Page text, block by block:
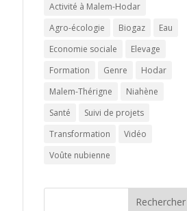
Activité à Malem-Hodar
Agro-écologie
Biogaz
Eau
Economie sociale
Elevage
Formation
Genre
Hodar
Malem-Thérigne
Niahène
Santé
Suivi de projets
Transformation
Vidéo
Voûte nubienne